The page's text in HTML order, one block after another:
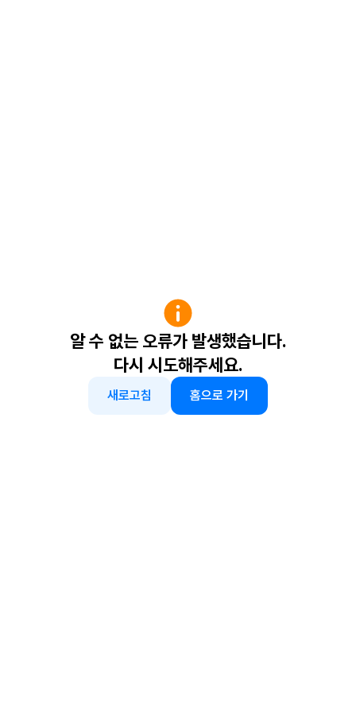
알 수 없는 오류가 발생했습니다.
다시 시도해주세요.
새로고침 홈으로 가기